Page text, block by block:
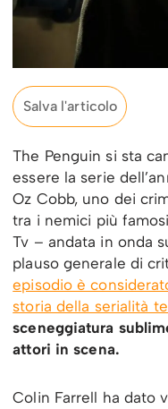
Salva l'articolo
The Penguin si sta
essere la serie
Oz Cobb, uno dei
tra i nemici più
Tv – andata in onda
plauso generale di
episodio è
storia della serialità
sceneggiatura
attori in scena.
Colin Farrell ha dato